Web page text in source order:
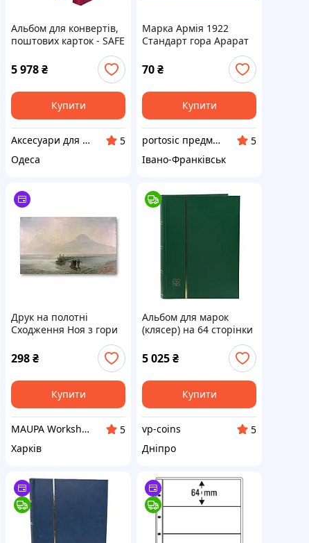
Альбом для конвертів,
поштових карток - SAFE
5 978₴
Купити
Аксесуари для колекціонерів SAFE
5
Одеса
Марка Армія 1922
Стандарт гора Арарат
50 руб без зубців MNH
70₴
Купити
portosic предмети колекціонування
5
Івано-Франківськ
Друк на полотні
Сходження Ноя з гори
Айвазовський 20x30
298₴
Купити
MAUPA Workshop
5
Харків
Альбом для марок
(клясер) на 64 сторінки
BASIC зелений
Leuchtturm
5 025₴
Купити
vp-coins
5
Дніпро